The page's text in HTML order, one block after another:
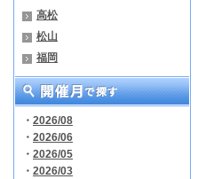
高松
松山
福岡
・ 2026/08
・ 2026/06
・ 2026/05
・ 2026/03